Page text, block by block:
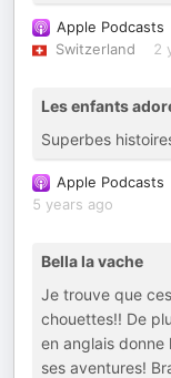
Apple Podcasts
Switzerland
2
Les enfants
Superbes
Apple Podcasts
5 years ago
Bella la vache
Je trouve que
chouettes!! De
en anglais
ses aventures!